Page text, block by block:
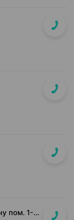
пр-т Независимости, д. 58-4 (по плану пом. 1-7,9)<br>Общий вход с кофейней Варка (Varka) и ПОНПУШКА